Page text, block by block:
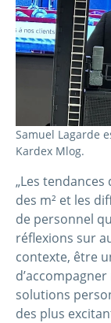
Samuel Lagarde
Kardex Mlog.
„Les
des m² et les
de personnel
réflexions sur
contexte, être
solutions
des plus